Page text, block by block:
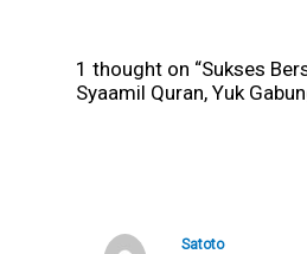
1 thought on “Sukses
Syaamil Quran, Yuk
Satoto